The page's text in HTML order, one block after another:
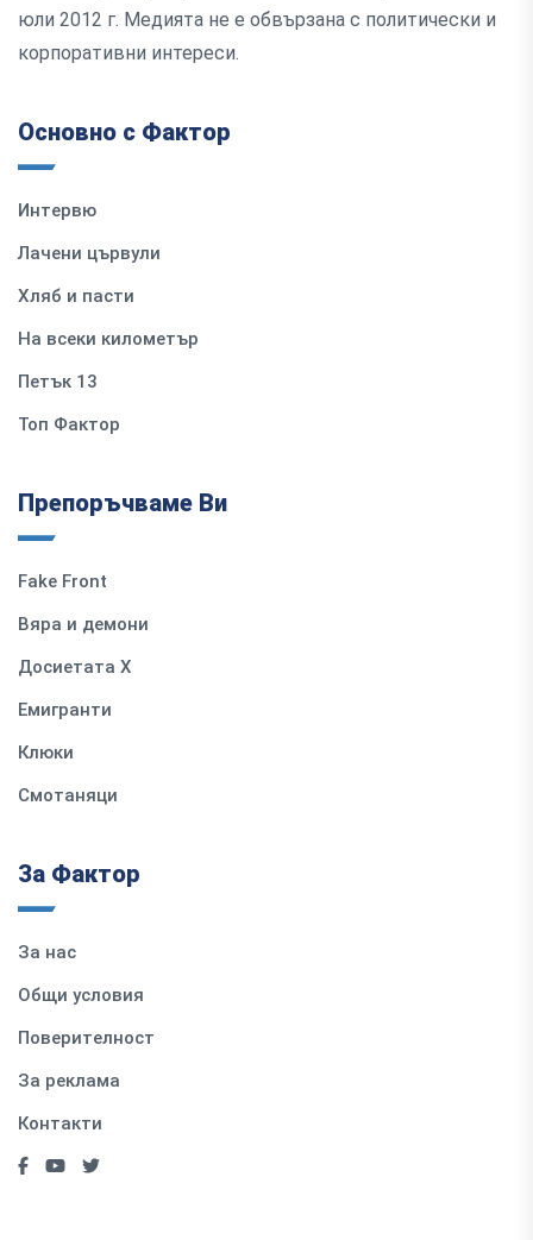
юли 2012 г. Медията не е обвързана с политически и
корпоративни интереси.
Основно с Фактор
Интервю
Лачени цървули
Хляб и пасти
На всеки километър
Петък 13
Топ Фактор
Препоръчваме Ви
Fake Front
Вяра и демони
Досиетата Х
Емигранти
Клюки
Смотаняци
За Фактор
За нас
Общи условия
Поверителност
За реклама
Контакти